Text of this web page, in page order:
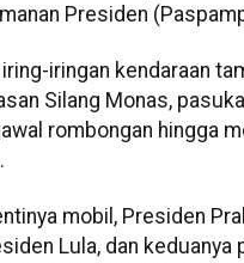
Presiden
iringan kendaraan
Silang Monas,
rombongan hingga
mobil, Presiden
Lula, dan keduanya